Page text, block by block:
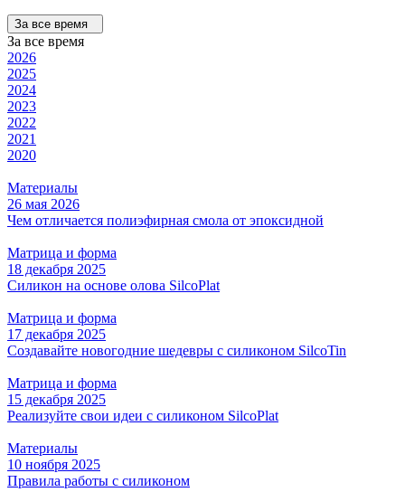
За все время
За все время
2026
2025
2024
2023
2022
2021
2020
Материалы
26 мая 2026
Чем отличается полиэфирная смола от эпоксидной
Матрица и форма
18 декабря 2025
Силикон на основе олова SilcoPlat
Матрица и форма
17 декабря 2025
Создавайте новогодние шедевры с силиконом SilcoTin
Матрица и форма
15 декабря 2025
Реализуйте свои идеи с силиконом SilcoPlat
Материалы
10 ноября 2025
Правила работы с силиконом